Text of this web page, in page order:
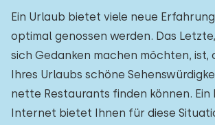
Ein Urlaub bietet viele neue
optimal genossen werden. Das
sich Gedanken machen möchten, ist,
Ihres Urlaubs schöne
nette Restaurants finden können. Ein
Internet bietet Ihnen für diese